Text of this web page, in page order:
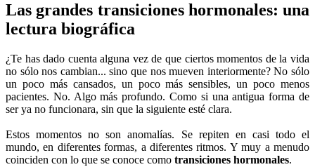
Las grandes transiciones hormonales: una
lectura biográfica
¿Te has dado cuenta alguna vez de que ciertos momentos de la vida
no sólo nos cambian... sino que nos mueven interiormente? No sólo
un poco más cansados, un poco más sensibles, un poco menos
pacientes. No. Algo más profundo. Como si una antigua forma de
ser ya no funcionara, sin que la siguiente esté clara.
Estos momentos no son anomalías. Se repiten en casi todo el
mundo, en diferentes formas, a diferentes ritmos. Y muy a menudo
coinciden con lo que se conoce como transiciones hormonales.